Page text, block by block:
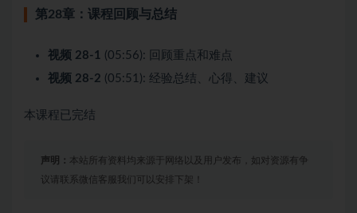
第28章：课程回顾与总结
视频 28-1
(05:56): 回顾重点和难点
视频 28-2 (05:51): 经验总结、心得、建议
本课程已完结
声明： 本站所有资料均来源于网络以及用户发布，如对资源有争
议请联系微信客服我们可以安排下架！